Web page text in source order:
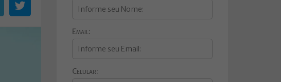
Email:
Celular: